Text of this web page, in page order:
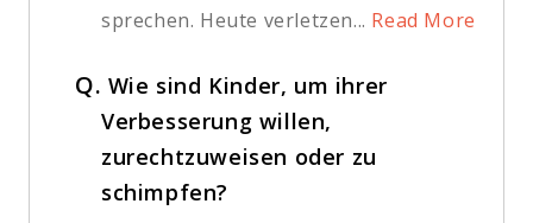
sprechen. Heute verletzen... Read More
Q. Wie sind Kinder, um ihrer
Verbesserung willen,
zurechtzuweisen oder zu
schimpfen?